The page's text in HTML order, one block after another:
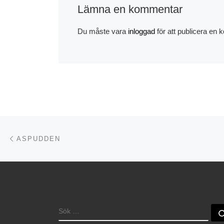
Lämna en kommentar
Du måste vara inloggadför att publicera en
Inläggsnavigering
ASPUDDEN
SÖK